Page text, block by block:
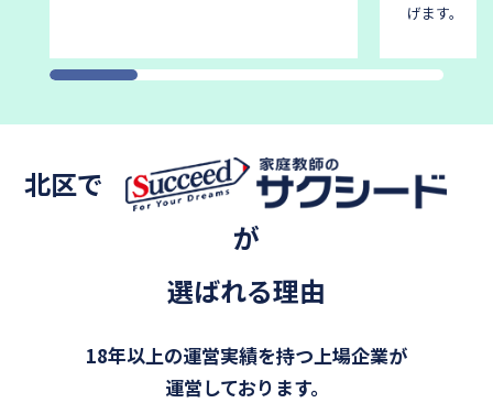
げます。
北区で
が
選ばれる理由
18年以上の運営実績を持つ上場企業が
運営しております。